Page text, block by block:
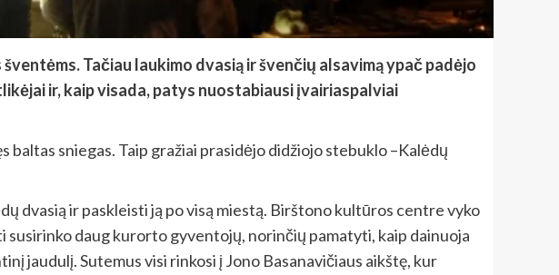
Tačiau laukimo dvasią ir švenčių alsavimą ypač padėjo
ir, kaip visada, patys nuostabiausi įvairiaspalviai
baltas sniegas. Taip gražiai prasidėjo didžiojo stebuklo –Kalėdų
dvasią ir paskleisti ją po visą miestą. Birštono kultūros centre vyko
daug kurorto gyventojų, norinčių pamatyti, kaip dainuoja
jaudulį. Sutemus visi rinkosi į Jono Basanavičiaus aikštę, kur